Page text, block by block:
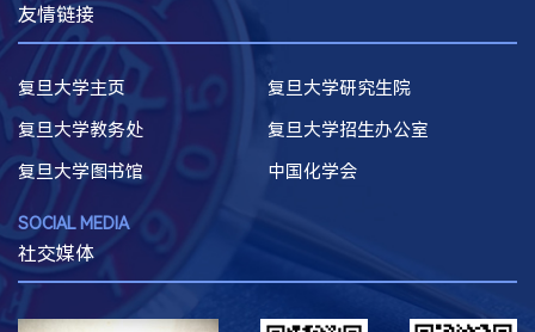
友情链接
复旦大学主页
复旦大学研究生院
复旦大学教务处
复旦大学招生办公室
复旦大学图书馆
中国化学会
SOCIAL MEDIA
社交媒体